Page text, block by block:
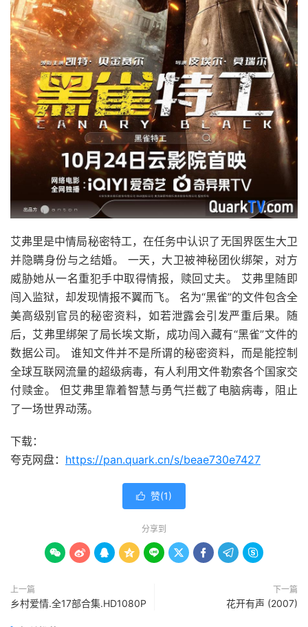
艾弗里是中情局秘密特工，在任务中认识了无国界医生大卫
并隐瞒身份与之结婚。 一天，大卫被神秘团伙绑架，对方
威胁她从一名重犯手中取得情报，赎回丈夫。 艾弗里随即
闯入监狱，却发现情报不翼而飞。 名为“黑雀”的文件包含全
美高级别官员的秘密资料，如若泄露会引发严重后果。随
后，艾弗里绑架了局长埃文斯，成功闯入藏有“黑雀”文件的
数据公司。 谁知文件并不是所谓的秘密资料，而是能控制
全球互联网流量的超级病毒，有人利用文件勒索各个国家交
付赎金。 但艾弗里靠着智慧与勇气拦截了电脑病毒，阻止
了一场世界动荡。
下载：
夸克网盘： https://pan.quark.cn/s/beae730e7427
 赞(1)
分享到
        
上一篇
乡村爱情.全17部合集.HD1080P
下一篇
花开有声 (2007)